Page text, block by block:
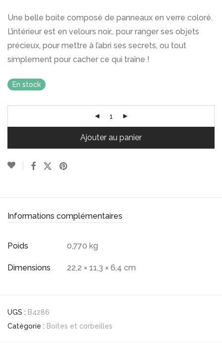
Une belle boite composé de panneaux en verre coloré.
L’intérieur est en velours noir… pour ranger ses objets
précieux, pour mettre à l’abri ses secrets, ou tout
simplement pour cacher ce qui traîne !
En stock
Ajouter au panier
Informations complémentaires
Poids 0,770 kg
Dimensions 22,2 × 11,3 × 6,4 cm
UGS : B4286
Catégorie : Boites et corbeilles